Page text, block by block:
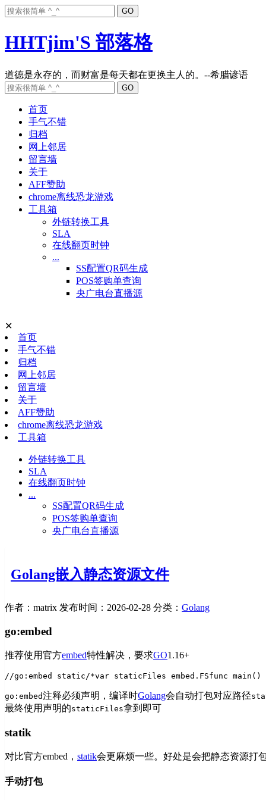
HHTjim'S 部落格
首页
手气不错
归档
网上邻居
留言墙
关于
AFF赞助
chrome离线恐龙游戏
工具箱
外链转换工具
SLA
在线翻页时钟
...
SS配置QR码生成
POS签购单查询
央广电台直播源
✕
首页
手气不错
归档
网上邻居
留言墙
关于
AFF赞助
chrome离线恐龙游戏
工具箱
外链转换工具
SLA
在线翻页时钟
...
SS配置QR码生成
POS签购单查询
央广电台直播源
Golang嵌入静态资源文件
作者：matrix 发布时间：2026-02-28 分类： Golang
go:embed
推荐使用官方embed特性解决，要求GO1.16+
//go:embed static/*var staticFiles embed.FSfunc main()
go:embed注释必须声明，编译时Golang会自动打包对应路径
最终使用声明的staticFiles拿到即可
statik
对比官方embed， statik会更麻烦一些。好处是会把静态资源打
手动打包